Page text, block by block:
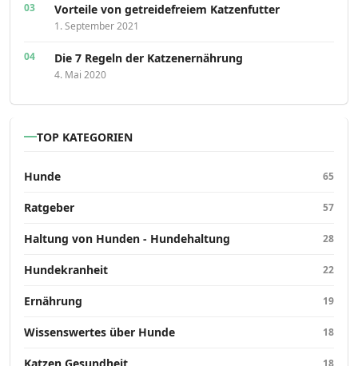
Vorteile von getreidefreiem Katzenfutter
1. September 2021
Die 7 Regeln der Katzenernährung
4. Mai 2020
TOP KATEGORIEN
Hunde 65
Ratgeber 57
Haltung von Hunden - Hundehaltung 28
Hundekranheit 22
Ernährung 19
Wissenswertes über Hunde 18
18